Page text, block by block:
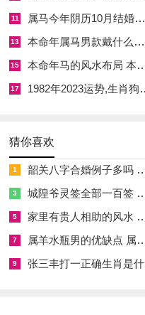
11 属马今年阴历10月结婚好吗 属马还有几年本命年结婚呢好吗
13 本命年属马男款戴什么财神 本命年属马男士戴什么好一点
15 本命年马的风水布局 本命年马的佛像怎么摆放
17 1982年2023运势,生肖狗1982年2023运势
猜你喜欢
1 韶关八字合婚例子多吗 韶关八字测风水
3 城隍爷灵签全部一百签 城隍爷灵签解签大全
5 家里有贵人相助的风水 家里有贵人是什么意思
7 属羊水瓶男的优缺点 属羊水瓶座男生性格爱情观
9 张三丰打一正确生肖是什么意思 张三丰是指什么生肖